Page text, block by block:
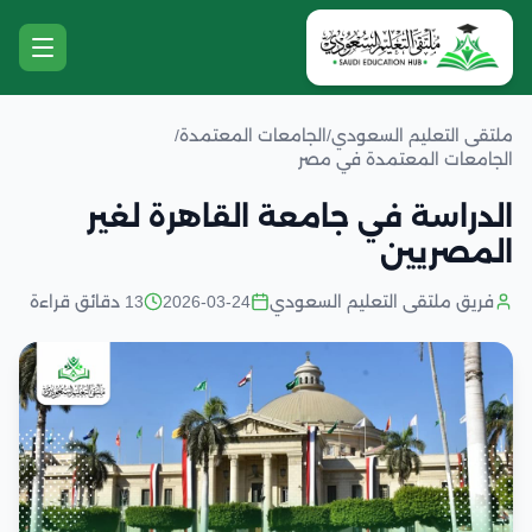
ملتقى التعليم السعودي/ الجامعات المعتمدة/
الجامعات المعتمدة في مصر
الدراسة في جامعة القاهرة لغير
المصريين
فريق ملتقى التعليم السعودي 2026-03-24 13 دقائق قراءة